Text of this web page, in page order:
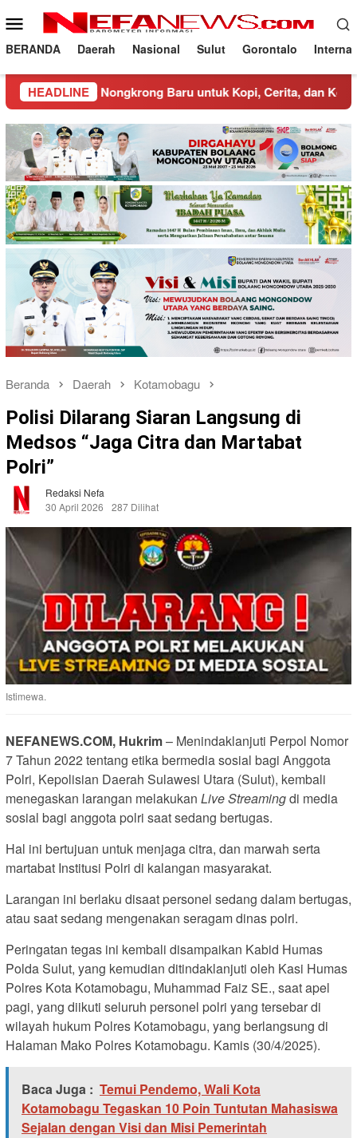
ke
konten
Menu
Mobile
BERANDA Daerah Nasional Sulut Gorontalo
HEADLINEBaru untuk Kopi, Cerita, dan Kebersamaan
Beranda Daerah Kotamobagu
Polisi Dilarang Siaran Langsung di
Medsos “Jaga Citra dan Martabat
Polri”
Redaksi Nefa
30 April 2026
287 Dilihat
Istimewa.
NEFANEWS.COM, Hukrim– Menindaklanjuti Perpol Nomor
7 Tahun 2022 tentang etika bermedia sosial bagi Anggota
Polri, Kepolisian Daerah Sulawesi Utara (Sulut), kembali
menegaskan larangan melakukan Live Streamingdi media
sosial bagi anggota polri saat sedang bertugas.
Hal ini bertujuan untuk menjaga citra, dan marwah serta
martabat Institusi Polri di kalangan masyarakat.
Larangan ini berlaku disaat personel sedang dalam bertugas,
atau saat sedang mengenakan seragam dinas polri.
Peringatan tegas ini kembali disampaikan Kabid Humas
Polda Sulut, yang kemudian ditindaklanjuti oleh Kasi Humas
Polres Kota Kotamobagu, Muhammad Faiz SE., saat apel
pagi, yang diikuti seluruh personel polri yang tersebar di
wilayah hukum Polres Kotamobagu, yang berlangsung di
Halaman Mako Polres Kotamobagu. Kamis (30/4/2025).
Baca Juga : Temui Pendemo, Wali Kota
Kotamobagu Tegaskan 10 Poin Tuntutan Mahasiswa
Sejalan dengan Visi dan Misi Pemerintah